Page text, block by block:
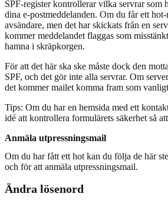
SPF-register kontrollerar vilka servrar som
dina e-postmeddelanden. Om du får ett
avsändare, men det har skickats från en
kommer meddelandet flaggas som
hamna i skräpkorgen.
För att det här ska ske måste dock den
SPF, och det gör inte alla servrar. Om
det kommer mailet komma fram som
Tips: Om du har en hemsida med ett
idé att kontrollera formulärets säkerhet så
Anmäla utpressningsmail
Om du har fått ett hot kan du följa de här
och för att anmäla utpressningsmail.
Ändra lösenord